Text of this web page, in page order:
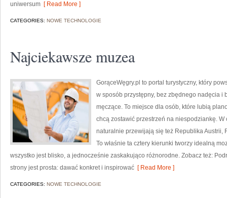
uniwersum [ Read More ]
CATEGORIES: NOWE TECHNOLOGIE
Najciekawsze muzea
GorąceWęgry.pl to portal turystyczny, który
w sposób przystępny, bez zbędnego nadęcia
męczące. To miejsce dla osób, które lubią
chcą zostawić przestrzeń na niespodziankę.
naturalnie przewijają się też Republika Austrii,
To właśnie ta cztery kierunki tworzy idealną
wszystko jest blisko, a jednocześnie zaskakująco różnorodne. Zobacz też:
strony jest prosta: dawać konkret i inspirować [ Read More ]
CATEGORIES: NOWE TECHNOLOGIE